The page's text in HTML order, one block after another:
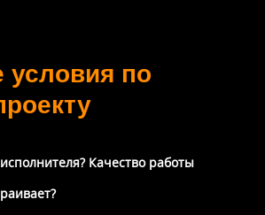
условия по
Качество работы